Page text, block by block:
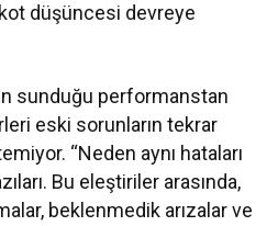
düşüncesi devreye
sunduğu performanstan
eski sorunların tekrar
“Neden aynı hataları
Bu eleştiriler arasında,
beklenmedik arızalar ve